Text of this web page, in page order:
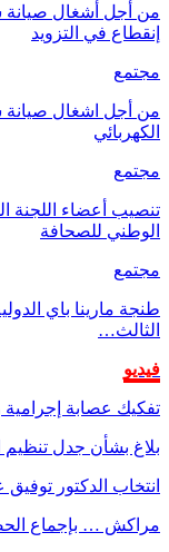
من أجل أشغال صيانة
إنقطاع في التزويد
مجتمع
من أجل اشغال صيانة
الكهربائي
مجتمع
تنصيب أعضاء اللجنة
الوطني للصحافة
مجتمع
طنجة مارينا باي
الثالث…
فيديو
تفكيك عصابة إجرامية
بلاغ بشأن جدل تنظيم
انتخاب الدكتور
مراكش … بإجماع